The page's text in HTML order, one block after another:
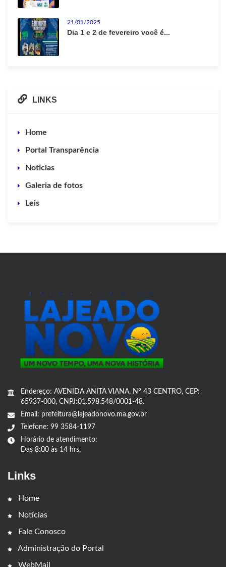
21/01/2025
Dia 1 e 2 de fevereiro você é...
LINKS
Home
Portal Transparência
Noticias
Galeria de fotos
Leis
Endereço: AVENIDA ANITA VIANA, Nº 43 CENTRO, CEP:
65937-000, CNPJ:01.598.548/0001-48.
Email: prefeitura@lajeadonovo.ma.gov.br
Telefone: 99 3584-1197
Horário de atendimento:
Das 8:00 às 14 hrs.
Links
Home
Notícias
Fale Conosco
Administração do Portal
WebMail